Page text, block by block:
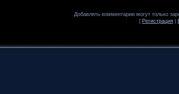
Добавлять комментарии могут только
[ Регистрация |